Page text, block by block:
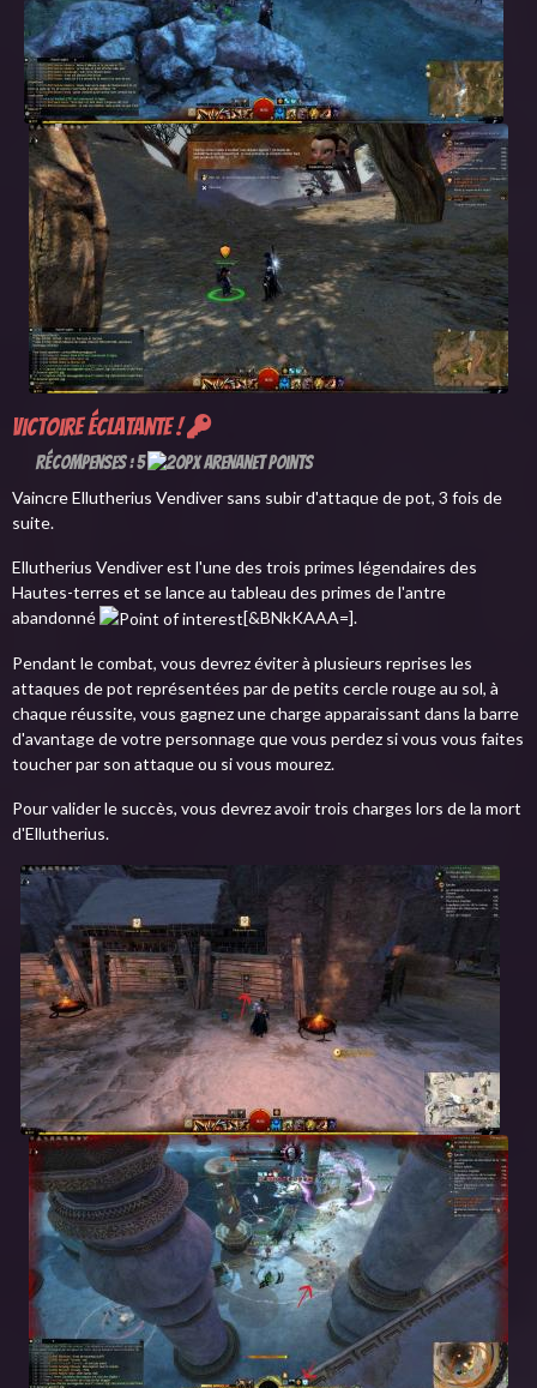
Victoire éclatante !
Récompenses : 5
Vaincre Ellutherius Vendiver sans subir d'attaque de pot, 3 fois de
suite.
Ellutherius Vendiver est l'une des trois primes légendaires des
Hautes-terres et se lance au tableau des primes de l'antre
abandonné
[&BNkKAAA=].
Pendant le combat, vous devrez éviter à plusieurs reprises les
attaques de pot représentées par de petits cercle rouge au sol, à
chaque réussite, vous gagnez une charge apparaissant dans la barre
d'avantage de votre personnage que vous perdez si vous vous faites
toucher par son attaque ou si vous mourez.
Pour valider le succès, vous devrez avoir trois charges lors de la mort
d'Ellutherius.